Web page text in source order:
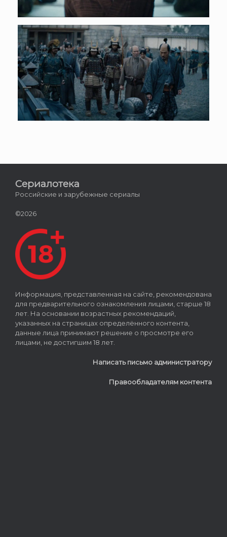
Сериалотека
Российские и зарубежные сериалы
©2026
Информация, представленная на сайте, рекомендована
для предварительного ознакомления лицами, старше 18
лет. На основании возрастных рекомендаций,
указанных на страницах определённого контента,
данные лица принимают решение о просмотре его
лицами, не достигшим 18 лет.
Написать письмо администратору
Правообладателям контента